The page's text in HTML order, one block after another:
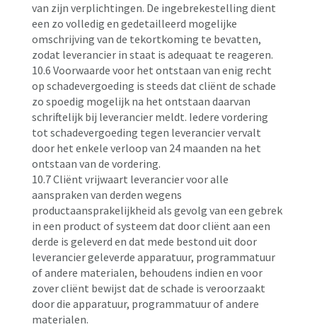
van zijn verplichtingen. De ingebrekestelling dient
een zo volledig en gedetailleerd mogelijke
omschrijving van de tekortkoming te bevatten,
zodat leverancier in staat is adequaat te reageren.
10.6 Voorwaarde voor het ontstaan van enig recht
op schadevergoeding is steeds dat cliënt de schade
zo spoedig mogelijk na het ontstaan daarvan
schriftelijk bij leverancier meldt. Iedere vordering
tot schadevergoeding tegen leverancier vervalt
door het enkele verloop van 24 maanden na het
ontstaan van de vordering.
10.7 Cliënt vrijwaart leverancier voor alle
aanspraken van derden wegens
productaansprakelijkheid als gevolg van een gebrek
in een product of systeem dat door cliënt aan een
derde is geleverd en dat mede bestond uit door
leverancier geleverde apparatuur, programmatuur
of andere materialen, behoudens indien en voor
zover cliënt bewijst dat de schade is veroorzaakt
door die apparatuur, programmatuur of andere
materialen.